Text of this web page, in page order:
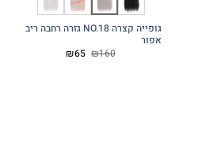
גופייה קצרה NO.18 גזרה רחבה ריב
אפור
₪160 המחיר
₪65 המחיר